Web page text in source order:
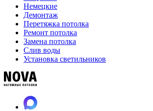
Немецкие
Демонтаж
Перетяжка потолка
Ремонт потолка
Замена потолка
Слив воды
Установка светильников